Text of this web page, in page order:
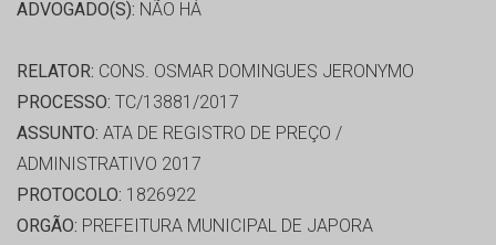
ADVOGADO(S): NÃO HÁ
RELATOR: CONS. OSMAR DOMINGUES JERONYMO
PROCESSO: TC/13881/2017
ASSUNTO: ATA DE REGISTRO DE PREÇO /
ADMINISTRATIVO 2017
PROTOCOLO: 1826922
ORGÃO: PREFEITURA MUNICIPAL DE JAPORA